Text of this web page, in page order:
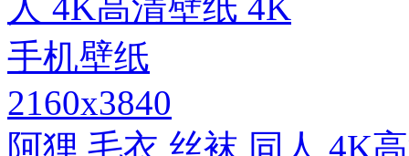
2160x3840
阿狸 毛衣 丝袜 同人 4K